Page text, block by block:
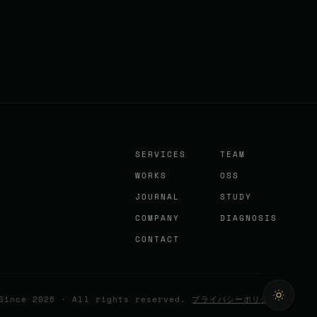
SERVICES
TEAM
WORKS
OSS
JOURNAL
STUDY
COMPANY
DIAGNOSIS
CONTACT
2026 · All rights reserved. プライバシーポリシー